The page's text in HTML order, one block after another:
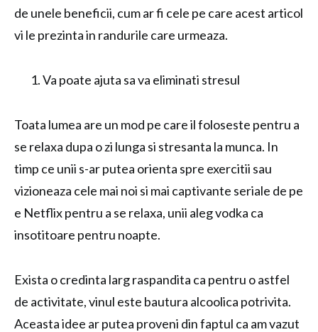
de unele beneficii, cum ar fi cele pe care acest articol
vi le prezinta in randurile care urmeaza.
Va poate ajuta sa va eliminati stresul
Toata lumea are un mod pe care il foloseste pentru a
se relaxa dupa o zi lunga si stresanta la munca. In
timp ce unii s-ar putea orienta spre exercitii sau
vizioneaza cele mai noi si mai captivante seriale de pe
e Netflix pentru a se relaxa, unii aleg vodka ca
insotitoare pentru noapte.
Exista o credinta larg raspandita ca pentru o astfel
de activitate, vinul este bautura alcoolica potrivita.
Aceasta idee ar putea proveni din faptul ca am vazut